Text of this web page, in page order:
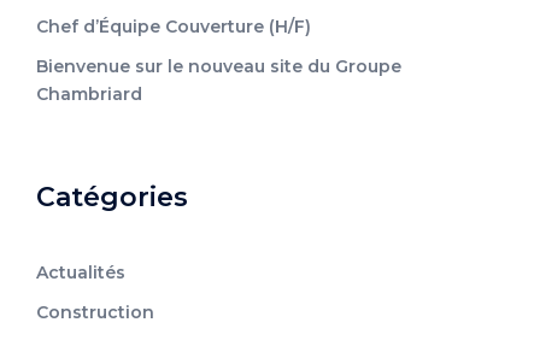
Chef d’Équipe Couverture (H/F)
Bienvenue sur le nouveau site du Groupe
Chambriard
Catégories
Actualités
Construction